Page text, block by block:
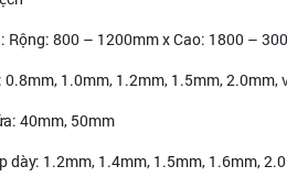
Rộng: 800 – 1200mm x Cao: 1800 –
0.8mm, 1.0mm, 1.2mm, 1.5mm, 2.0mm,
40mm, 50mm
dày: 1.2mm, 1.4mm, 1.5mm, 1.6mm,